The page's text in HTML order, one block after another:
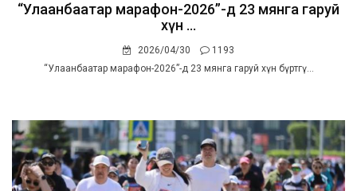
“Улаанбаатар марафон-2026”-д 23 мянга гаруй
хүн ...
2026/04/30
1193
“Улаанбаатар марафон-2026”-д 23 мянга гаруй хүн бүртгү...